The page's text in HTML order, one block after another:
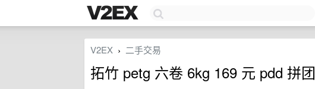
V2EX › 二手交易
拓竹 petg 六卷 6kg 169 元 pdd 拼团